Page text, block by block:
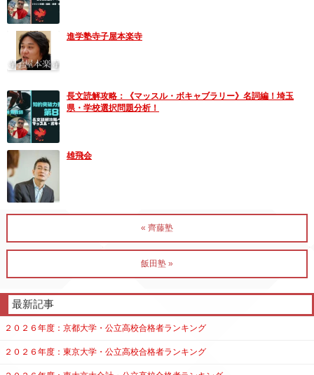
進学塾寺子屋本楽寺
長文読解攻略：《マッスル・ボキャブラリー》名詞編！埼玉
県・学校選択問題分析！
雄飛会
« 齊藤塾
飯田塾 »
最新記事
２０２６年度：京都大学・公立高校合格者ランキング
２０２６年度：東京大学・公立高校合格者ランキング